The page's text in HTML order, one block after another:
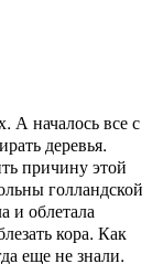
А началось все с
деревья.
причину этой
голландской
и облетала
кора. Как
еще не знали.